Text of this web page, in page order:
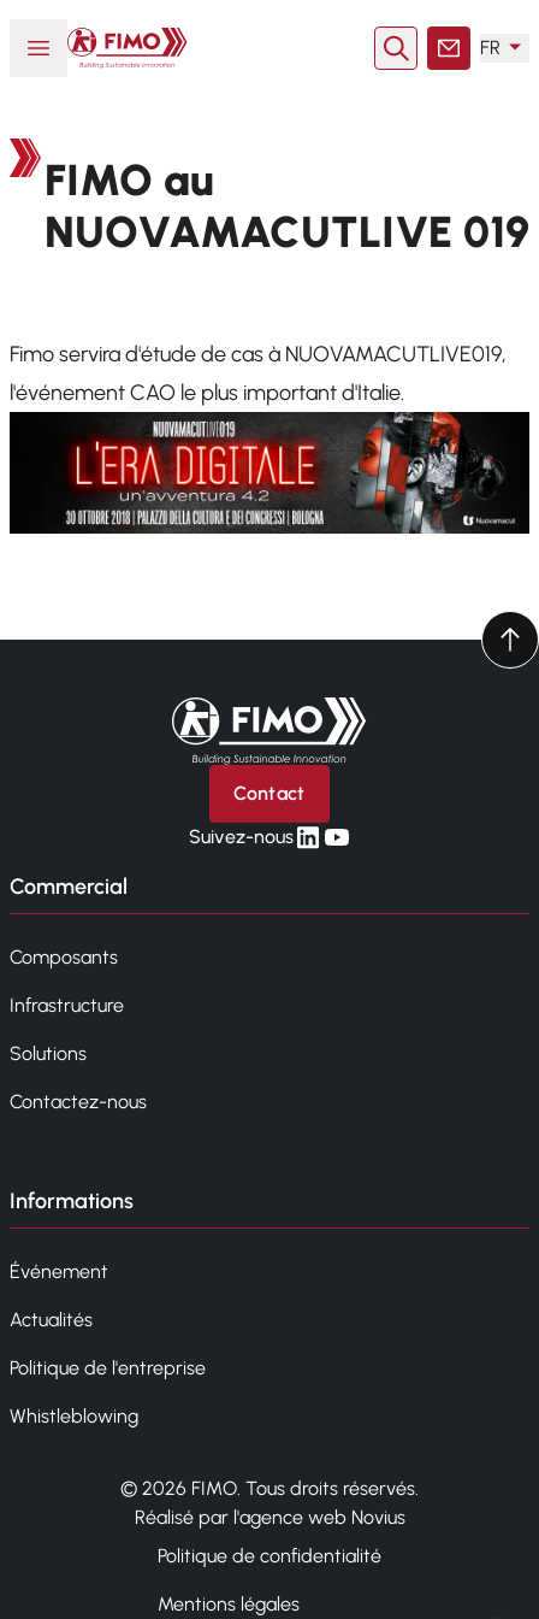
Ouvrir ou fermer le menu
Retour à l'accueil
Rechercher
Contact
FR
FIMO au
NUOVAMACUTLIVE 019
Fimo servira d'étude de cas à NUOVAMACUTLIVE019,
l'événement CAO le plus important d'Italie.
Retour à l'accueil
Contact
Suivez-nouslinkedin
yt
Commercial
Composants
Infrastructure
Solutions
Contactez-nous
Informations
Événement
Actualités
Politique de l'entreprise
Whistleblowing
© 2026 FIMO. Tous droits réservés.
Réalisé par l'agence web Novius
Politique de confidentialité
Mentions légales